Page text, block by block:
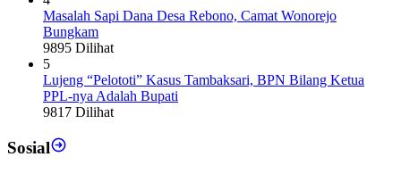
Masalah Sapi Dana Desa Rebono, Camat Wonorejo
Bungkam
9895 Dilihat
5
Lujeng “Pelototi” Kasus Tambaksari, BPN Bilang Ketua
PPL-nya Adalah Bupati
9817 Dilihat
Sosial